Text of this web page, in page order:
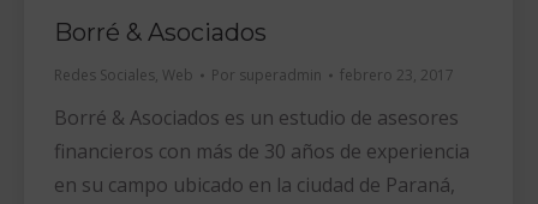
Borré & Asociados
Redes Sociales, Web Por superadmin febrero 23, 2017
Borré & Asociados es un estudio de asesores
financieros con más de 30 años de experiencia
en su campo ubicado en la ciudad de Paraná,